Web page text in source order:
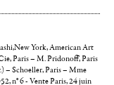
York, American Art
Paris – M. Pridonoff, Paris
– Schoeller, Paris – Mme
n° 6 - Vente Paris, 24 juin